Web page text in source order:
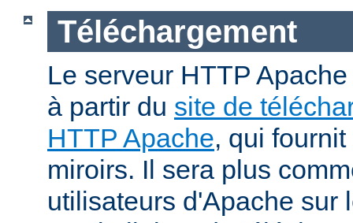
Téléchargement
Le serveur HTTP
à partir du site de
HTTP Apache, qui
miroirs. Il sera plus
utilisateurs d'Apache sur